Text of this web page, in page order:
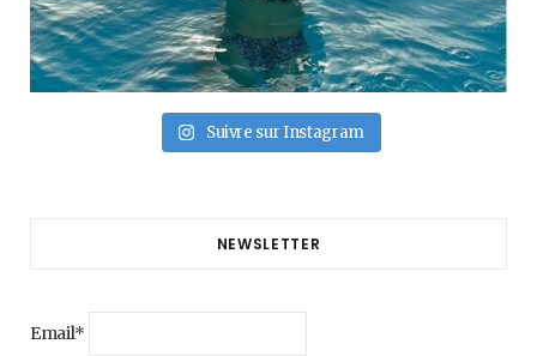
Suivre sur Instagram
NEWSLETTER
Email*